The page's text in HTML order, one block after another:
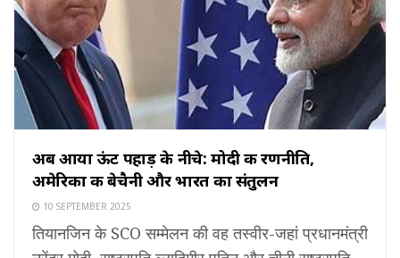
अब आया ऊंट पहाड़ के नीचे: मोदी की रणनीति,
अमेरिका की बेचैनी और भारत का संतुलन
10 SEPTEMBER 2025
तियानजिन के SCO सम्मेलन की वह तस्वीर-जहां प्रधानमंत्री